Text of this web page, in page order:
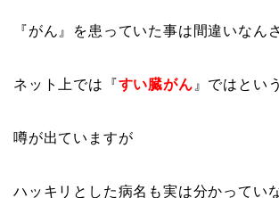
『がん』を患っていた事は間違いなん
ネット上では『すい臓がん 』ではという
噂が出ていますが
ハッキリとした病名も実は分かってい